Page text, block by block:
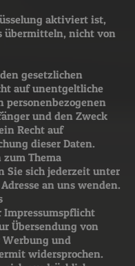
aktiviert ist,
übermitteln, nicht von
gesetzlichen
auf unentgeltliche
personenbezogenen
und den Zweck
Recht auf
dieser Daten.
Thema
Sie sich jederzeit unter
an uns wenden.
Impressumspflicht
Übersendung von
und
widersprochen.